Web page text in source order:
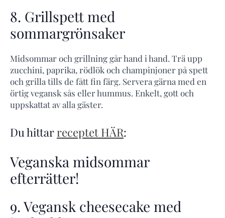
8. Grillspett med
sommargrönsaker
Midsommar och grillning går hand i hand. Trä upp
zucchini, paprika, rödlök och champinjoner på spett
och grilla tills de fått fin färg. Servera gärna med en
örtig vegansk sås eller hummus. Enkelt, gott och
uppskattat av alla gäster.
Du hittar receptet HÄR:
Veganska midsommar
efterrätter!
9. Vegansk cheesecake med